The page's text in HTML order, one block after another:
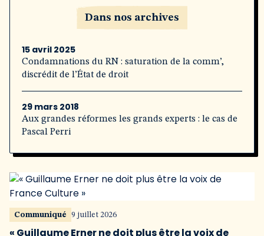
Dans nos archives
15 avril 2025
Condamnations du RN : saturation de la comm’,
discrédit de l’État de droit
29 mars 2018
Aux grandes réformes les grands experts : le cas de
Pascal Perri
Communiqué 9 juillet 2026
« Guillaume Erner ne doit plus être la voix de